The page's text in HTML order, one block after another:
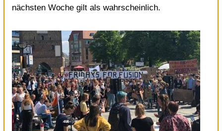
nächsten Woche gilt als wahrscheinlich.